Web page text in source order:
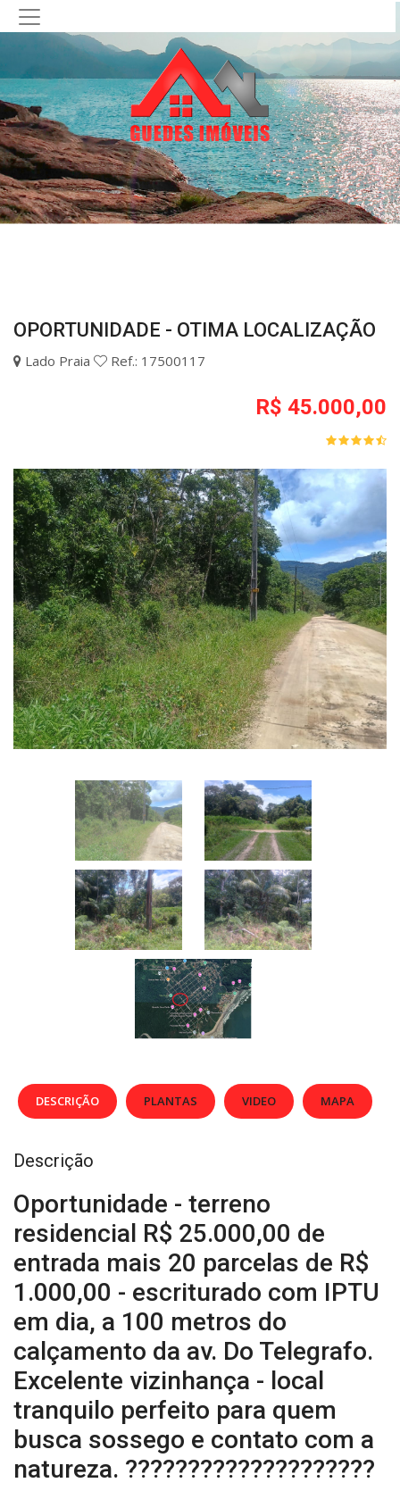
OPORTUNIDADE - OTIMA LOCALIZAÇÃO
Lado Praia Ref.: 17500117
R$ 45.000,00
DESCRIÇÃO PLANTAS VIDEO MAPA
Descrição
Oportunidade - terreno
residencial R$ 25.000,00 de
entrada mais 20 parcelas de R$
1.000,00 - escriturado com IPTU
em dia, a 100 metros do
calçamento da av. Do Telegrafo.
Excelente vizinhança - local
tranquilo perfeito para quem
busca sossego e contato com a
natureza. ????????????????????